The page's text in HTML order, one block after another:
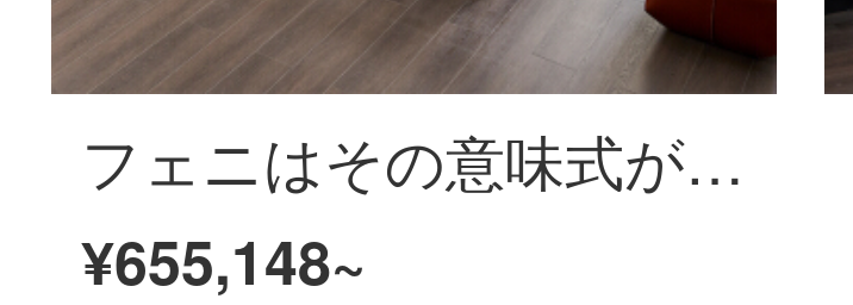
フェニはその意味式が極めて簡単で、本革のソファーの大きな部屋型の客間に家具をセットしたものです。
¥655,148~